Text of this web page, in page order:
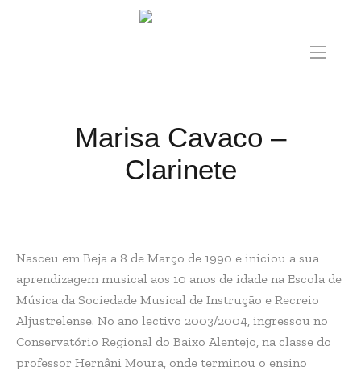
Marisa Cavaco –
Clarinete
Nasceu em Beja a 8 de Março de 1990 e iniciou a sua
aprendizagem musical aos 10 anos de idade na Escola de
Música da Sociedade Musical de Instrução e Recreio
Aljustrelense. No ano lectivo 2003/2004, ingressou no
Conservatório Regional do Baixo Alentejo, na classe do
professor Hernâni Moura, onde terminou o ensino